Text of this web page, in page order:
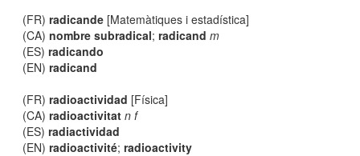
(FR)radicande [Matemàtiques i estadística]
(CA)nombre subradical;radicand m
(ES)radicando
(EN)radicand
(FR)radioactividad [Física]
(CA)radioactivitat n f
(ES)radiactividad
(EN)radioactivité;radioactivity